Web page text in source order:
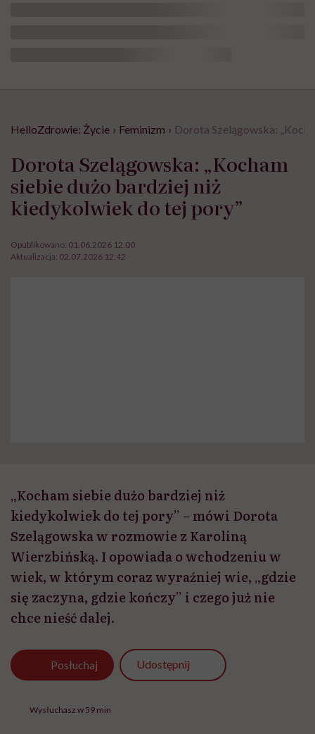
HelloZdrowie: Życie › Feminizm › Dorota Szelągowska:
Dorota Szelągowska: „Kocham
siebie dużo bardziej niż
kiedykolwiek do tej pory”
Opublikowano: 01.06.2026 12:00
Aktualizacja: 02.07.2026 12:42
„Kocham siebie dużo bardziej niż
kiedykolwiek do tej pory” – mówi Dorota
Szelągowska w rozmowie z Karoliną
Wierzbińską. I opowiada o wchodzeniu w
wiek, w którym coraz wyraźniej wie, „gdzie
się zaczyna, gdzie kończy” i czego już nie
chce nieść dalej.
Posłuchaj Udostępnij
Wysłuchasz w 59 min